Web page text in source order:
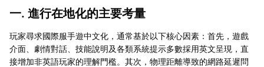
一. 進行在地化的主要考量
玩家尋求國際服手遊中文化，通常基於以下核心因素：首先，遊戲
介面、劇情對話、技能說明及各類系統提示多數採用英文呈現，直
接增加非英語玩家的理解門檻。其次，物理距離導致的網路延遲問